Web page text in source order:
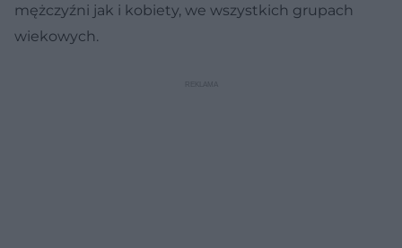
mężczyźni jak i kobiety, we wszystkich grupach
wiekowych.